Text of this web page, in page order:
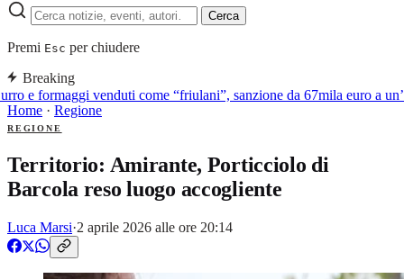
Cerca
Premi Esc per chiudere
Breaking
e formaggi venduti come “friulani”, sanzione da 67mila euro a
Home · Regione
REGIONE
Territorio: Amirante, Porticciolo di
Barcola reso luogo accogliente
Luca Marsi·2 aprile 2026 alle ore 20:14